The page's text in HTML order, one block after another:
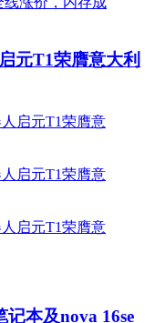
元T1荣膺意大利
本及nova 16se